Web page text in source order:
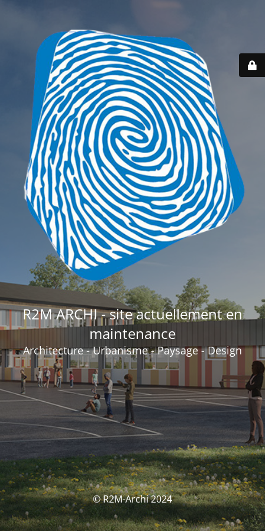
R2M ARCHI - site actuellement en
maintenance
Architecture - Urbanisme - Paysage - Design
© R2M-Archi 2024